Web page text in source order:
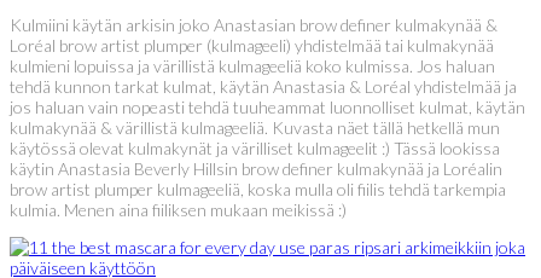
Kulmiini käytän arkisin joko Anastasian brow definer kulmakynää &
Loréal brow artist plumper (kulmageeli) yhdistelmää tai kulmakynää
kulmieni lopuissa ja värillistä kulmageeliä koko kulmissa. Jos haluan
tehdä kunnon tarkat kulmat, käytän Anastasia & Loréal yhdistelmää ja
jos haluan vain nopeasti tehdä tuuheammat luonnolliset kulmat, käytän
kulmakynää & värillistä kulmageeliä. Kuvasta näet tällä hetkellä mun
käytössä olevat kulmakynät ja värilliset kulmageelit :) Tässä lookissa
käytin Anastasia Beverly Hillsin brow definer kulmakynää ja Loréalin
brow artist plumper kulmageeliä, koska mulla oli fiilis tehdä tarkempia
kulmia. Menen aina fiiliksen mukaan meikissä :)